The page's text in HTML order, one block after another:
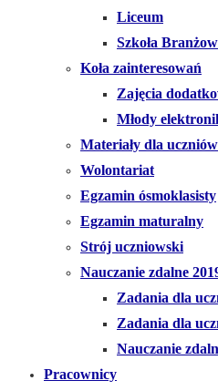
Liceum
Szkoła
Koła zainteresowań
Zajęcia
Młody
Materiały dla uczniów
Wolontariat
Egzamin ósmoklasisty
Egzamin maturalny
Strój uczniowski
Nauczanie zdalne
Zadania dla
Zadania dla
Nauczanie
Pracownicy